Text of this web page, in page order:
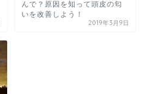
んで？原因を知って頭皮の匂
いを改善しよう！
2019年3月9日